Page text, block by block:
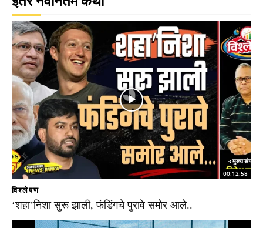
00:12:58
विश्लेषण
‘शहा’निशा सुरू झाली, फंडिंगचे पुरावे समोर आले..